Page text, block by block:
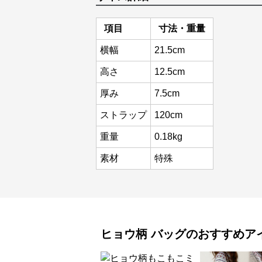
項目 寸法・重量
横幅 21.5cm
高さ 12.5cm
厚み 7.5cm
ストラップ 120cm
重量 0.18kg
素材 特殊
ヒョウ柄 バッグのおすすめア